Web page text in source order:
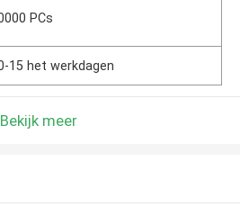
PCs
15 het werkdagen
Bekijk meer